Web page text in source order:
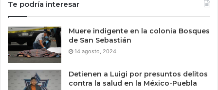
Te podría interesar
Muere indigente en la colonia Bosques
de San Sebastián
14 agosto, 2024
Detienen a Luigi por presuntos delitos
contra la salud en la México-Puebla